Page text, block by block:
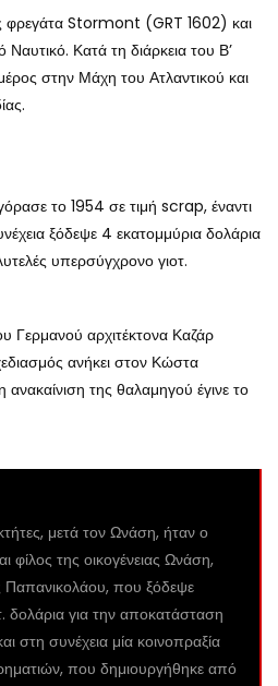
φρεγάτα Stormont (GRT 1602) και
Κατά τη διάρκεια του Β’
στην Μάχη του Ατλαντικού και
το 1954 σε τιμή scrap, έναντι
ξόδεψε 4 εκατομμύρια δολάρια
υπερσύγχρονο γιοτ.
Γερμανού αρχιτέκτονα Καζάρ
ανήκει στον Κώστα
της θαλαμηγού έγινε το
μετά τον Ωνάση, ήταν ο
φίλος της οικογένειας Ωνάση,
που ξόδεψε
δολάρια για την αποκατάσταση
στη συνέχεια μία κοινοπραξία
που δημιουργήθηκε από